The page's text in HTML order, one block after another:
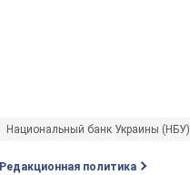
Национальный банк Украины (НБУ)
Редакционная политика